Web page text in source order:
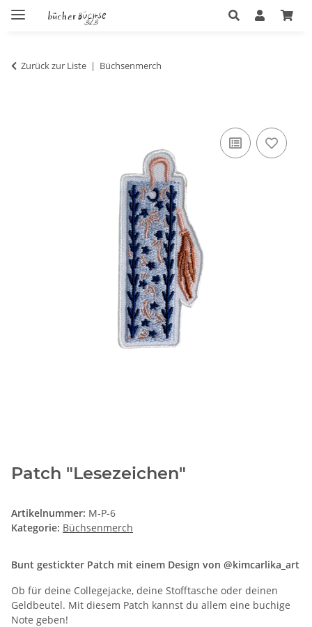
Zurück zur Liste Büchsenmerch
Patch "Lesezeichen"
Artikelnummer: M-P-6
Kategorie: Büchsenmerch
Bunt gestickter Patch mit einem Design von @kimcarlika_art
Ob für deine Collegejacke, deine Stofftasche oder deinen
Geldbeutel. Mit diesem Patch kannst du allem eine buchige
Note geben!